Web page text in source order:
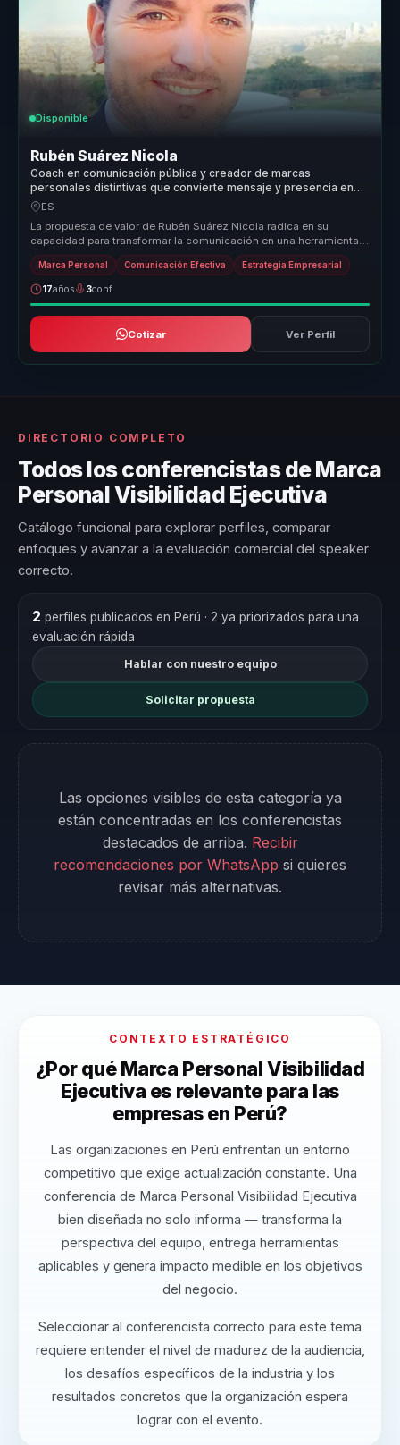
Disponible
Rubén Suárez Nicola
Coach en comunicación pública y creador de marcas
personales distintivas que convierte mensaje y presencia en
autoridad para líderes y portavoces.
ES
La propuesta de valor de Rubén Suárez Nicola radica en su
capacidad para transformar la comunicación en una herramienta
de liderazgo efec...
Marca Personal Comunicación Efectiva Estrategia Empresarial
17años 3conf.
Cotizar Ver Perfil
DIRECTORIO COMPLETO
Todos los conferencistas de Marca
Personal Visibilidad Ejecutiva
Catálogo funcional para explorar perfiles, comparar
enfoques y avanzar a la evaluación comercial del speaker
correcto.
2 perfiles publicados en Perú · 2 ya priorizados para una
evaluación rápida
Hablar con nuestro equipo
Solicitar propuesta
Las opciones visibles de esta categoría ya
están concentradas en los conferencistas
destacados de arriba. Recibir
recomendaciones por WhatsApp si quieres
revisar más alternativas.
CONTEXTO ESTRATÉGICO
¿Por qué Marca Personal Visibilidad
Ejecutiva es relevante para las
empresas en Perú?
Las organizaciones en Perú enfrentan un entorno
competitivo que exige actualización constante. Una
conferencia de Marca Personal Visibilidad Ejecutiva
bien diseñada no solo informa — transforma la
perspectiva del equipo, entrega herramientas
aplicables y genera impacto medible en los objetivos
del negocio.
Seleccionar al conferencista correcto para este tema
requiere entender el nivel de madurez de la audiencia,
los desafíos específicos de la industria y los
resultados concretos que la organización espera
lograr con el evento.